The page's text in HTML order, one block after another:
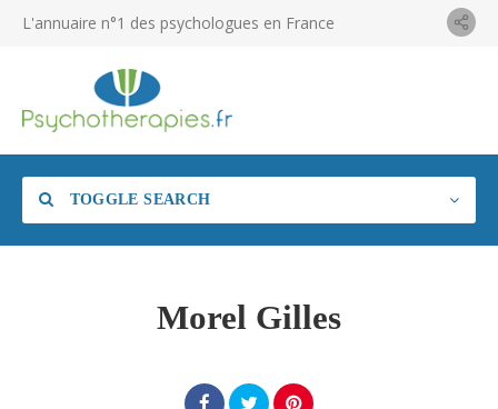
L'annuaire n°1 des psychologues en France
TOGGLE SEARCH
Morel Gilles